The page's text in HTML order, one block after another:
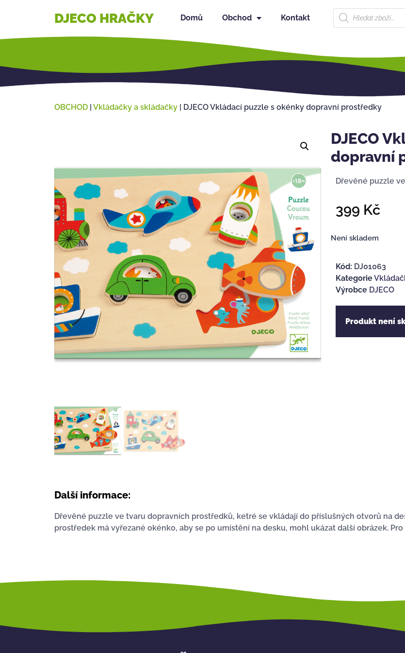
DJECO HRAČKY Domů Obchod Kontakt
OBCHOD | Vkládačky a skládačky | DJECO Vkládací puzzle s okénky dopravní prostředky
DJECO
dopravní
Dřevěné puzzle
399 Kč
Není skladem
Kód: DJ01063
Kategorie
Výrobce DJECO
Produkt není
Další informace:
Dřevěné puzzle ve tvaru dopravních prostředků, ketré se vkládají do příslušných otvorů na
prostředek má vyřezané okénko, aby se po umístění na desku, mohl ukázat další obrázek.